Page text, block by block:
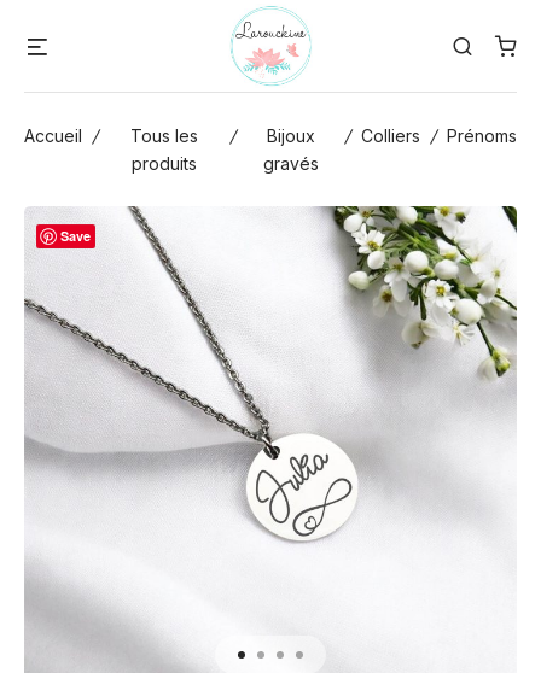
Search
Accueil /
Tous les
produits
/
Bijoux
gravés
/ Colliers / Prénoms
Save